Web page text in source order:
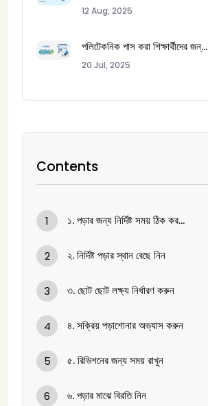
12 Aug, 2025
পলিটেকনিক পাস করা শিক্ষার্থীদের জন্...
20 Jul, 2025
Contents
1 ১. পড়ার জন্য নির্দিষ্ট সময় ঠিক কর...
2 ২. নির্দিষ্ট পড়ার স্থান বেছে নিন
3 ৩. ছোট ছোট লক্ষ্য নির্ধারণ করুন
4 ৪. সক্রিয় পড়াশোনার অভ্যাস করুন
5 ৫. রিভিশনের জন্য সময় রাখুন
6 ৬. পড়ার মাঝে বিরতি নিন